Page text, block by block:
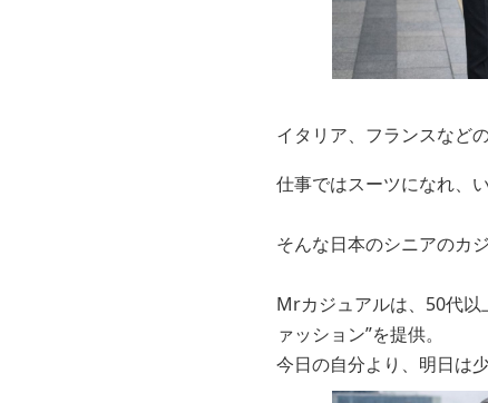
イタリア、フランスなど
仕事ではスーツになれ、
そんな日本のシニアのカ
Mrカジュアルは、50代以
ァッション”を提供。
今日の自分より、明日は